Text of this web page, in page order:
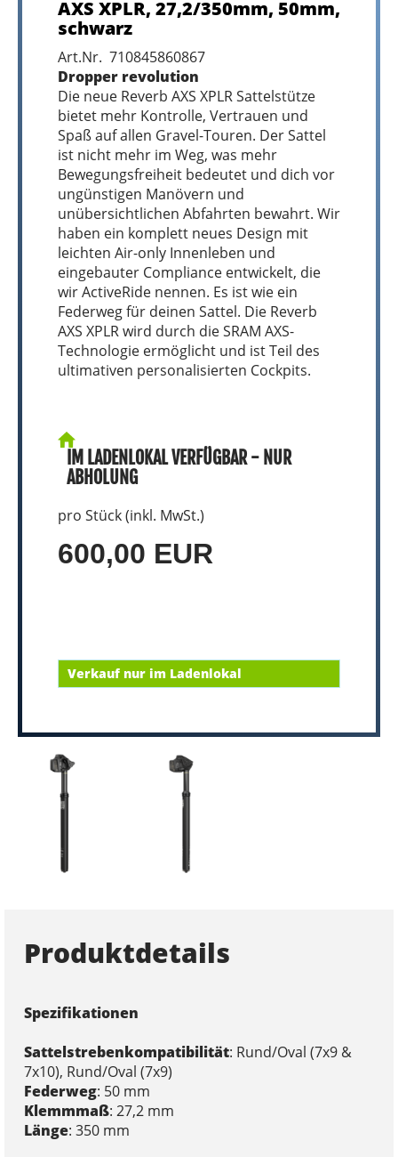
AXS XPLR, 27,2/350mm, 50mm,
schwarz
Art.Nr. 710845860867
Dropper revolution
Die neue Reverb AXS XPLR Sattelstütze
bietet mehr Kontrolle, Vertrauen und
Spaß auf allen Gravel-Touren. Der Sattel
ist nicht mehr im Weg, was mehr
Bewegungsfreiheit bedeutet und dich vor
ungünstigen Manövern und
unübersichtlichen Abfahrten bewahrt. Wir
haben ein komplett neues Design mit
leichten Air-only Innenleben und
eingebauter Compliance entwickelt, die
wir ActiveRide nennen. Es ist wie ein
Federweg für deinen Sattel. Die Reverb
AXS XPLR wird durch die SRAM AXS-
Technologie ermöglicht und ist Teil des
ultimativen personalisierten Cockpits.
IM LADENLOKAL VERFÜGBAR - NUR
ABHOLUNG
pro Stück (inkl. MwSt.)
600,00 EUR
Verkauf nur im Ladenlokal
Produktdetails
Spezifikationen
Sattelstrebenkompatibilität: Rund/Oval (7x9 &
7x10), Rund/Oval (7x9)
Federweg: 50 mm
Klemmmaß: 27,2 mm
Länge: 350 mm